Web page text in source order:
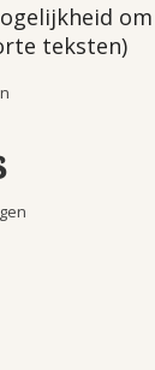
teksten)